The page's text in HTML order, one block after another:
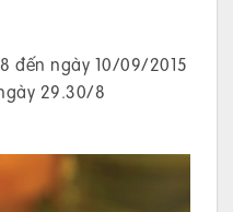
đến ngày 10/09/2015
29.30/8